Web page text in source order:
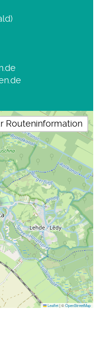
Routeninformation
Leaflet|©OpenStreetMap